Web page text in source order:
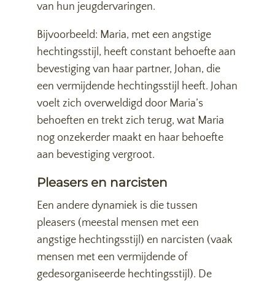
van hun jeugdervaringen.
Bijvoorbeeld: Maria, met een angstige
hechtingsstijl, heeft constant behoefte aan
bevestiging van haar partner, Johan, die
een vermijdende hechtingsstijl heeft. Johan
voelt zich overweldigd door Maria’s
behoeften en trekt zich terug, wat Maria
nog onzekerder maakt en haar behoefte
aan bevestiging vergroot.
Pleasers en narcisten
Een andere dynamiek is die tussen
pleasers (meestal mensen met een
angstige hechtingsstijl) en narcisten (vaak
mensen met een vermijdende of
gedesorganiseerde hechtingsstijl). De